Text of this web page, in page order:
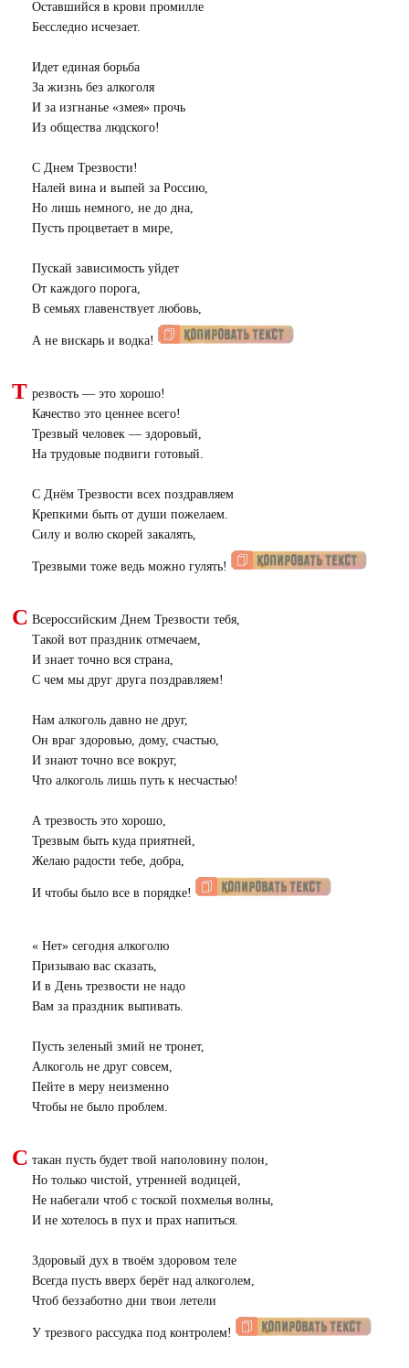
Оставшийся в крови промилле
Бесследно исчезает.
Идет единая борьба
За жизнь без алкоголя
И за изгнанье «змея» прочь
Из общества людского!
С Днем Трезвости!
Налей вина и выпей за Россию,
Но лишь немного, не до дна,
Пусть процветает в мире,
Пускай зависимость уйдет
От каждого порога,
В семьях главенствует любовь,
А не вискарь и водка!
Т резвость — это хорошо!
Качество это ценнее всего!
Трезвый человек — здоровый,
На трудовые подвиги готовый.
С Днём Трезвости всех поздравляем
Крепкими быть от души пожелаем.
Силу и волю скорей закалять,
Трезвыми тоже ведь можно гулять!
С Всероссийским Днем Трезвости тебя,
Такой вот праздник отмечаем,
И знает точно вся страна,
С чем мы друг друга поздравляем!
Нам алкоголь давно не друг,
Он враг здоровью, дому, счастью,
И знают точно все вокруг,
Что алкоголь лишь путь к несчастью!
А трезвость это хорошо,
Трезвым быть куда приятней,
Желаю радости тебе, добра,
И чтобы было все в порядке!
« Нет» сегодня алкоголю
Призываю вас сказать,
И в День трезвости не надо
Вам за праздник выпивать.
Пусть зеленый змий не тронет,
Алкоголь не друг совсем,
Пейте в меру неизменно
Чтобы не было проблем.
С такан пусть будет твой наполовину полон,
Но только чистой, утренней водицей,
Не набегали чтоб с тоской похмелья волны,
И не хотелось в пух и прах напиться.
Здоровый дух в твоём здоровом теле
Всегда пусть вверх берёт над алкоголем,
Чтоб беззаботно дни твои летели
У трезвого рассудка под контролем!